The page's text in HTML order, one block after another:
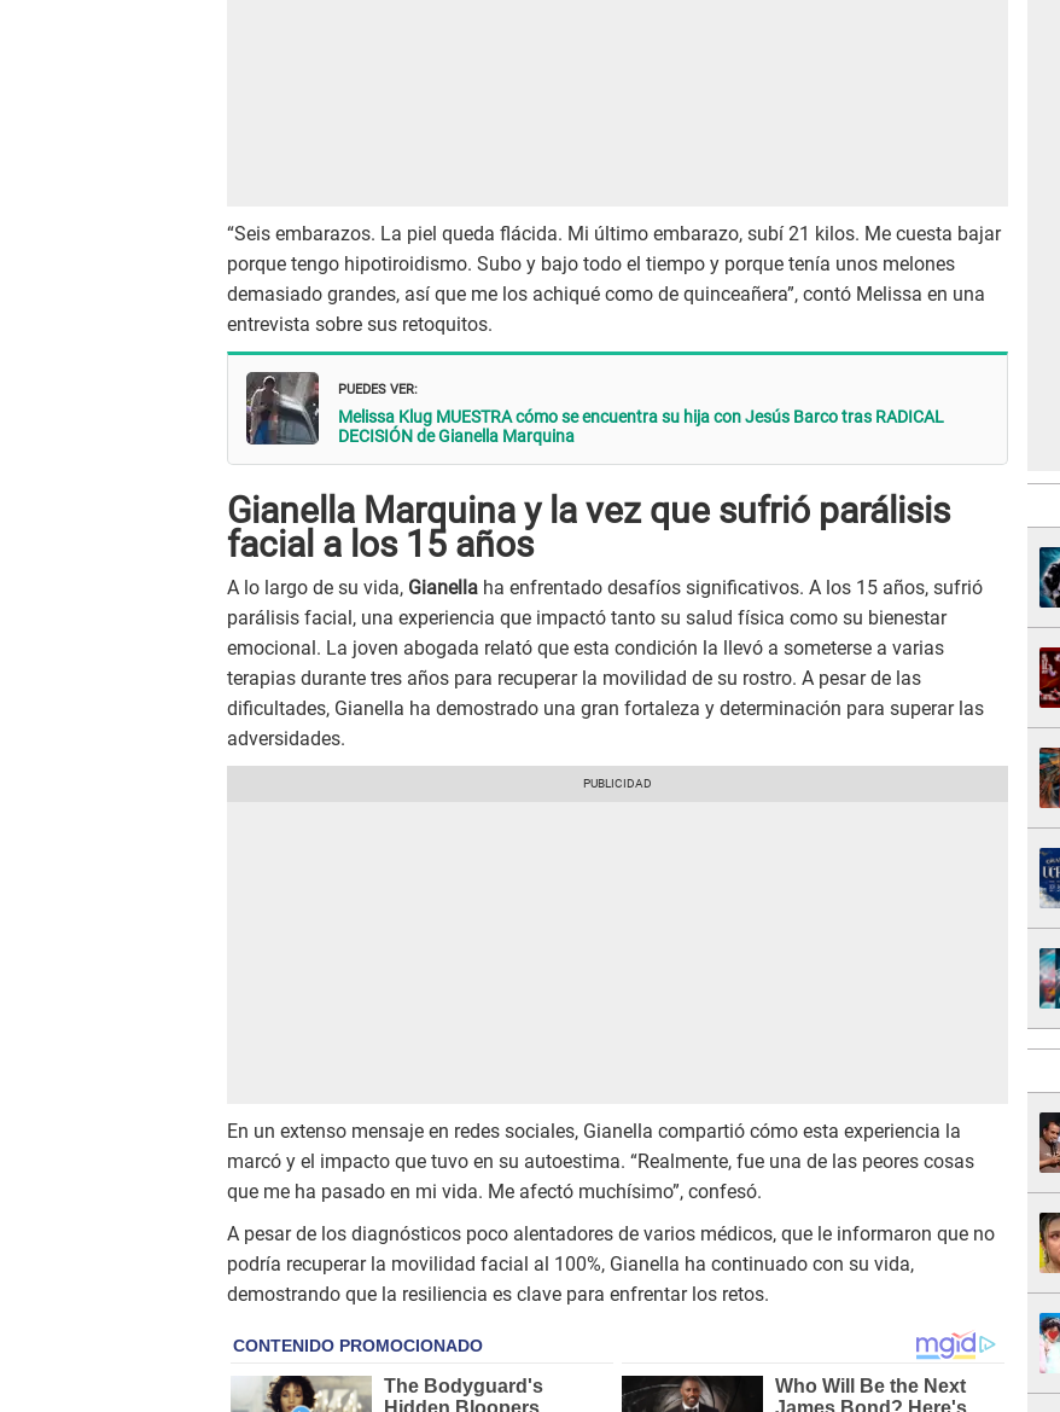
“Seis embarazos. La piel queda flácida. Mi último embarazo, subí 21 kilos. Me cuesta bajar
porque tengo hipotiroidismo. Subo y bajo todo el tiempo y porque tenía unos melones
demasiado grandes, así que me los achiqué como de quinceañera”, contó Melissa en una
entrevista sobre sus retoquitos.
PUEDES VER:
Melissa Klug MUESTRA cómo se encuentra su hija con Jesús Barco tras RADICAL
DECISIÓN de Gianella Marquina
Gianella Marquina y la vez que sufrió parálisis
facial a los 15 años
A lo largo de su vida, Gianella ha enfrentado desafíos significativos. A los 15 años, sufrió
parálisis facial, una experiencia que impactó tanto su salud física como su bienestar
emocional. La joven abogada relató que esta condición la llevó a someterse a varias
terapias durante tres años para recuperar la movilidad de su rostro. A pesar de las
dificultades, Gianella ha demostrado una gran fortaleza y determinación para superar las
adversidades.
En un extenso mensaje en redes sociales, Gianella compartió cómo esta experiencia la
marcó y el impacto que tuvo en su autoestima. “Realmente, fue una de las peores cosas
que me ha pasado en mi vida. Me afectó muchísimo”, confesó.
A pesar de los diagnósticos poco alentadores de varios médicos, que le informaron que no
podría recuperar la movilidad facial al 100%, Gianella ha continuado con su vida,
demostrando que la resiliencia es clave para enfrentar los retos.